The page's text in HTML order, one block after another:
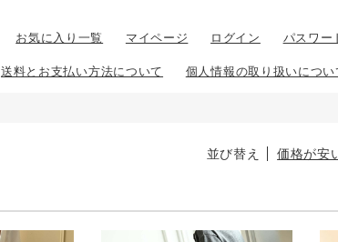
お気に入り一覧 マイページ ログイン パスワー
送料とお支払い方法について 個人情報の取り扱いについ
並び替え 価格が安